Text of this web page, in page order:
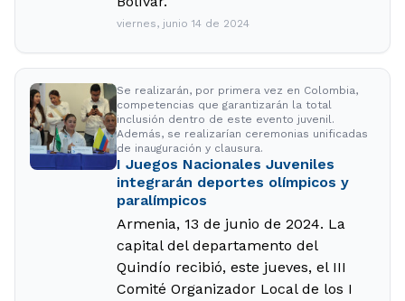
viernes, junio 14 de 2024
Se realizarán, por primera vez en Colombia,
competencias que garantizarán la total
inclusión dentro de este evento juvenil.
Además, se realizarían ceremonias unificadas
de inauguración y clausura.
I Juegos Nacionales Juveniles
integrarán deportes olímpicos y
paralímpicos
Armenia, 13 de junio de 2024. La
capital del departamento del
Quindío recibió, este jueves, el III
Comité Organizador Local de los I